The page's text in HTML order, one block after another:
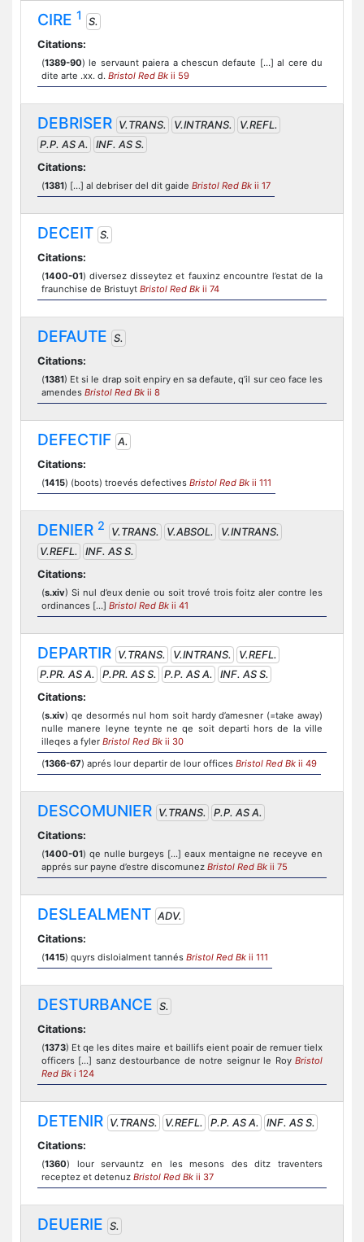
CIRE 1
S.
Citations:
(1389-90) le servaunt paiera a chescun defaute […] al cere du
dite arte .xx. d. Bristol Red Bk ii 59
DEBRISER V.TRANS. V.INTRANS.
V.REFL.
P.P. AS A.
INF. AS S.
Citations:
(1381) […] al debriser del dit gaide Bristol Red Bk ii 17
DECEIT S.
Citations:
(1400-01) diversez disseytez et fauxinz encountre l’estat de la
fraunchise de Bristuyt Bristol Red Bk ii 74
DEFAUTE S.
Citations:
(1381) Et si le drap soit enpiry en sa defaute, q’il sur ceo face les
amendes Bristol Red Bk ii 8
DEFECTIF A.
Citations:
(1415) (boots) troevés defectives Bristol Red Bk ii 111
DENIER 2 V.TRANS. V.ABSOL.
V.INTRANS.
V.REFL.
INF. AS S.
Citations:
(s.xiv) Si nul d’eux denie ou soit trové trois foitz aler contre les
ordinances [...] Bristol Red Bk ii 41
DEPARTIR V.TRANS. V.INTRANS.
V.REFL.
P.PR. AS A.
P.PR. AS S. P.P. AS A.
INF. AS S.
Citations:
(s.xiv) qe desormés nul hom soit hardy d’amesner (=take away)
nulle manere leyne teynte ne qe soit departi hors de la ville
illeqes a fyler Bristol Red Bk ii 30
(1366-67) aprés lour departir de lour offices Bristol Red Bk ii 49
DESCOMUNIER V.TRANS.
P.P. AS A.
Citations:
(1400-01) qe nulle burgeys [...] eaux mentaigne ne receyve en
apprés sur payne d’estre discomunez Bristol Red Bk ii 75
DESLEALMENT ADV.
Citations:
(1415) quyrs disloialment tannés Bristol Red Bk ii 111
DESTURBANCE S.
Citations:
(1373) Et qe les dites maire et baillifs eient poair de remuer tielx
officers [...] sanz destourbance de notre seignur le Roy Bristol
Red Bk i 124
DETENIR V.TRANS. V.REFL. P.P. AS A.
INF. AS S.
Citations:
(1360) lour servauntz en les mesons des ditz traventers
receptez et detenuz Bristol Red Bk ii 37
DEUERIE S.